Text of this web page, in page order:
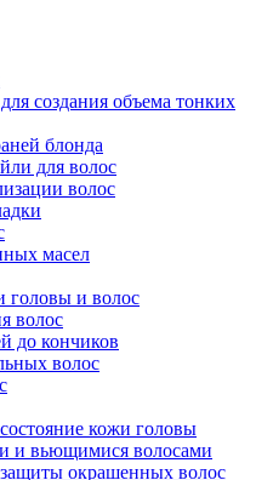
создания объема тонких
блонда
для волос
волос
масел
головы и волос
волос
до кончиков
волос
кожи головы
и вьющимися волосами
окрашенных волос